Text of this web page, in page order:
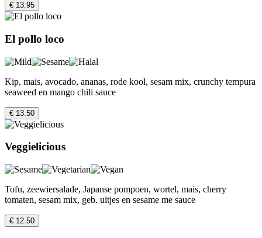
€ 13.95
El pollo loco
Kip, mais, avocado, ananas, rode kool, sesam mix, crunchy tempura
seaweed en mango chili sauce
€ 13.50
Veggielicious
Tofu, zeewiersalade, Japanse pompoen, wortel, mais, cherry
tomaten, sesam mix, geb. uitjes en sesame me sauce
€ 12.50